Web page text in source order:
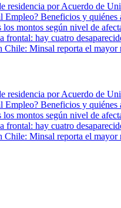
residencia por Acuerdo de
Beneficios y quiénes
los montos según nivel de
frontal: hay cuatro
Chile: Minsal reporta el mayor
residencia por Acuerdo de
Beneficios y quiénes
los montos según nivel de
frontal: hay cuatro
Chile: Minsal reporta el mayor